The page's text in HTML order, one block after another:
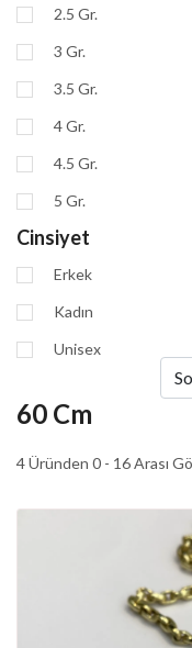
2.5 Gr.
3 Gr.
3.5 Gr.
4 Gr.
4.5 Gr.
5 Gr.
Cinsiyet
Erkek
Kadın
Unisex
60 Cm
4 Üründen 0 - 16 Arası